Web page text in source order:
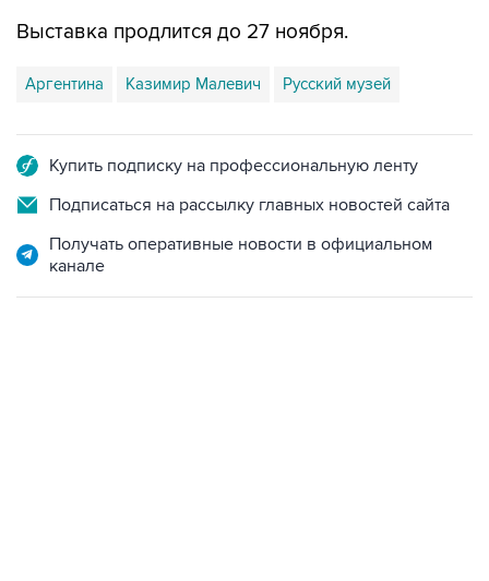
Выставка продлится до 27 ноября.
Аргентина Казимир Малевич Русский музей
Купить подписку на профессиональную ленту
Подписаться на рассылку главных новостей сайта
Получать оперативные новости в официальном
канале